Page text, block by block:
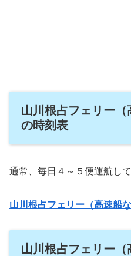
山川根占フェリー（
の時刻表
通常、毎日４～５便運航して
山川根占フェリー（高速船
山川根占フェリー（